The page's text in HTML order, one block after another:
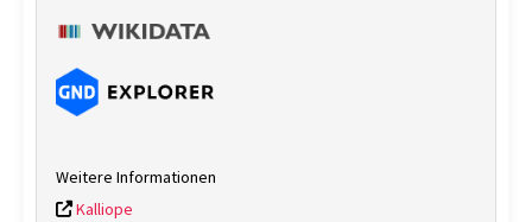
Weitere Informationen
Kalliope